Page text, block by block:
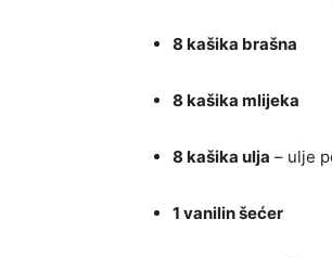
8 kašika brašna
8 kašika mlijeka
8 kašika ulja – ulje
1 vanilin šećer